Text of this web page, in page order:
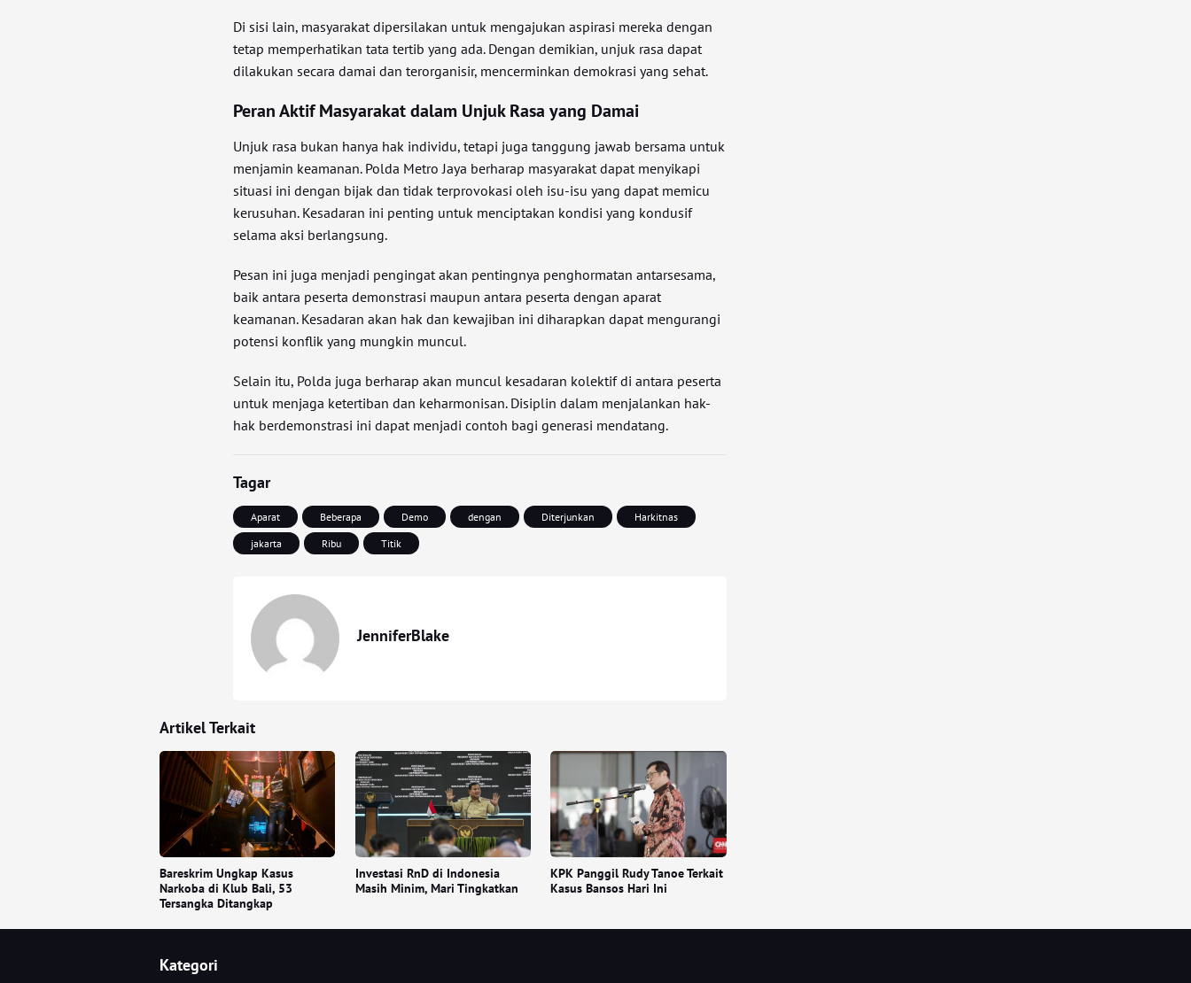
Di sisi lain, masyarakat dipersilakan untuk mengajukan aspirasi mereka dengan
tetap memperhatikan tata tertib yang ada. Dengan demikian, unjuk rasa dapat
dilakukan secara damai dan terorganisir, mencerminkan demokrasi yang sehat.
Peran Aktif Masyarakat dalam Unjuk Rasa yang Damai
Unjuk rasa bukan hanya hak individu, tetapi juga tanggung jawab bersama untuk
menjamin keamanan. Polda Metro Jaya berharap masyarakat dapat menyikapi
situasi ini dengan bijak dan tidak terprovokasi oleh isu-isu yang dapat memicu
kerusuhan. Kesadaran ini penting untuk menciptakan kondisi yang kondusif
selama aksi berlangsung.
Pesan ini juga menjadi pengingat akan pentingnya penghormatan antarsesama,
baik antara peserta demonstrasi maupun antara peserta dengan aparat
keamanan. Kesadaran akan hak dan kewajiban ini diharapkan dapat mengurangi
potensi konflik yang mungkin muncul.
Selain itu, Polda juga berharap akan muncul kesadaran kolektif di antara peserta
untuk menjaga ketertiban dan keharmonisan. Disiplin dalam menjalankan hak-
hak berdemonstrasi ini dapat menjadi contoh bagi generasi mendatang.
Tagar
Aparat Beberapa Demo dengan Diterjunkan
Harkitnas
jakarta
Ribu Titik
JenniferBlake
Artikel Terkait
Bareskrim Ungkap Kasus
Narkoba di Klub Bali, 53
Tersangka Ditangkap
Investasi RnD di Indonesia
Masih Minim, Mari Tingkatkan
KPK Panggil Rudy Tanoe Terkait
Kasus Bansos Hari Ini
Kategori